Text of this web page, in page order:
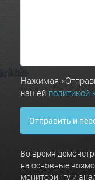
Нажимая
нашей политикой
Отправить и
Во время
на основные
мониторингу и